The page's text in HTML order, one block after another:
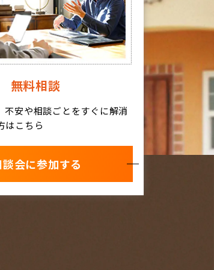
無料相談
不安や相談ごとをすぐに解消
はこちら
会に参加する